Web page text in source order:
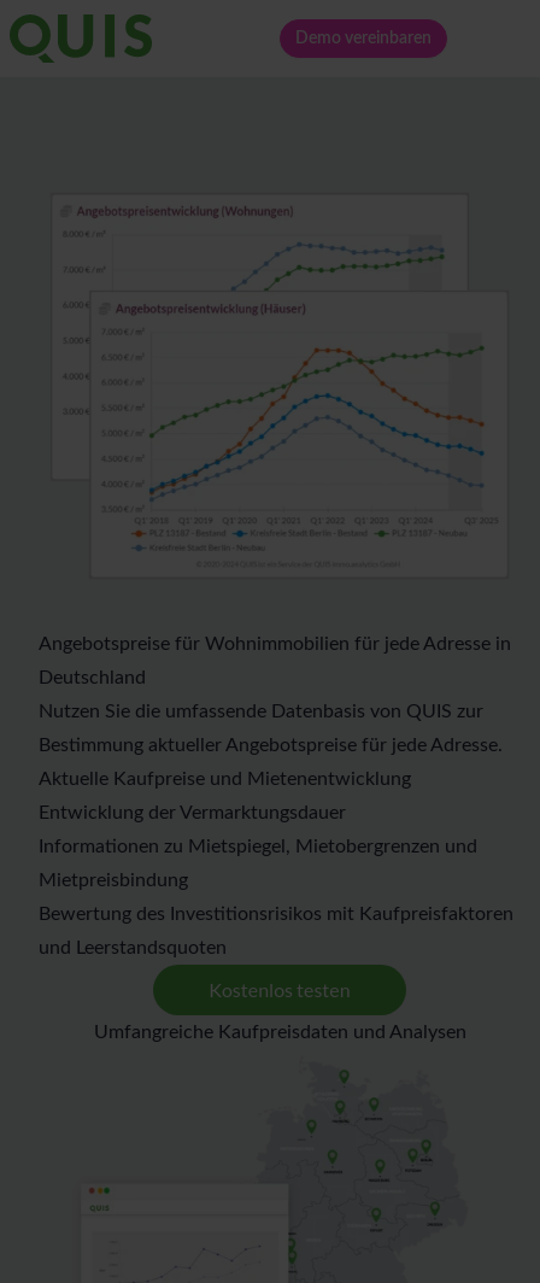
Demo vereinbaren
Angebotspreise für Wohnimmobilien für jede Adresse in
Deutschland
Nutzen Sie die umfassende Datenbasis von QUIS zur
Bestimmung aktueller Angebotspreise für jede Adresse.
Aktuelle Kaufpreise und Mietenentwicklung
Entwicklung der Vermarktungsdauer
Informationen zu Mietspiegel, Mietobergrenzen und
Mietpreisbindung
Bewertung des Investitionsrisikos mit Kaufpreisfaktoren
und Leerstandsquoten
Umfangreiche Kaufpreisdaten und Analysen